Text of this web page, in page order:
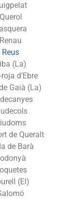
Reus
(La)
d’Ebre
Gaià (La)
de Queralt
de Barà
(El)